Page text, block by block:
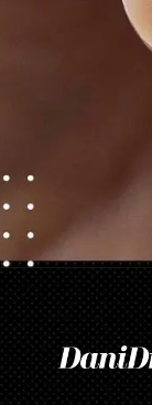
Opening